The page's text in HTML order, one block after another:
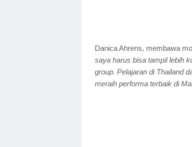
Danica Ahrens, membawa
saya harus bisa tampil lebih
group. Pelajaran di Thailand
meraih performa terbaik di